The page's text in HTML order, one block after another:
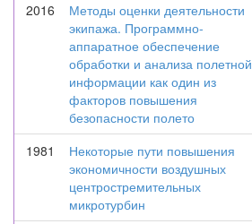
2016
Методы оценки деятельности
экипажа. Программно-
аппаратное обеспечение
обработки и анализа полетной
информации как один из
факторов повышения
безопасности полето
1981
Некоторые пути повышения
экономичности воздушных
центростремительных
микротурбин